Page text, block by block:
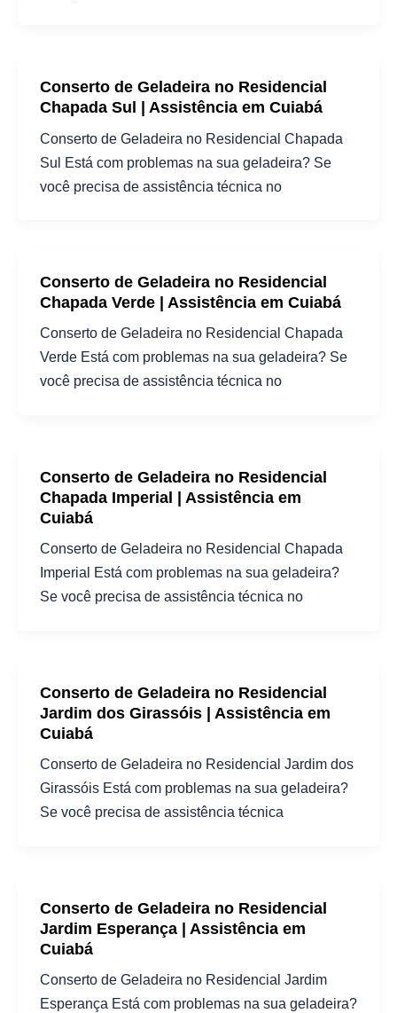
Conserto de Geladeira no Residencial
Chapada Sul | Assistência em Cuiabá
Conserto de Geladeira no Residencial Chapada
Sul Está com problemas na sua geladeira? Se
você precisa de assistência técnica no
Conserto de Geladeira no Residencial
Chapada Verde | Assistência em Cuiabá
Conserto de Geladeira no Residencial Chapada
Verde Está com problemas na sua geladeira? Se
você precisa de assistência técnica no
Conserto de Geladeira no Residencial
Chapada Imperial | Assistência em
Cuiabá
Conserto de Geladeira no Residencial Chapada
Imperial Está com problemas na sua geladeira?
Se você precisa de assistência técnica no
Conserto de Geladeira no Residencial
Jardim dos Girassóis | Assistência em
Cuiabá
Conserto de Geladeira no Residencial Jardim dos
Girassóis Está com problemas na sua geladeira?
Se você precisa de assistência técnica
Conserto de Geladeira no Residencial
Jardim Esperança | Assistência em
Cuiabá
Conserto de Geladeira no Residencial Jardim
Esperança Está com problemas na sua geladeira?